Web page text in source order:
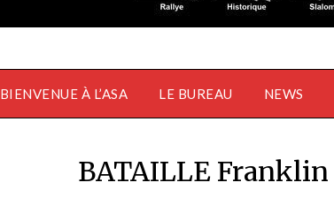
BIENVENUE À L’ASA LE BUREAU NEWS
BATAILLE Franklin